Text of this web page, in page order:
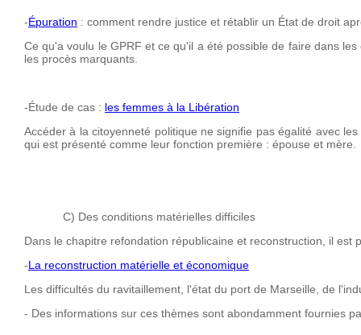
-Épuration : comment rendre justice et rétablir un État de droit
Ce qu'a voulu le GPRF et ce qu'il a été possible de faire dans
les procès marquants.
-Étude de cas : les femmes à la Libération
Accéder à la citoyenneté politique ne signifie pas égalité avec
qui est présenté comme leur fonction première : épouse et mère.
C) Des conditions matérielles difficiles
Dans le chapitre refondation républicaine et reconstruction, il est
-La reconstruction matérielle et économique
Les difficultés du ravitaillement, l'état du port de Marseille, de
- Des informations sur ces thèmes sont abondamment fournies